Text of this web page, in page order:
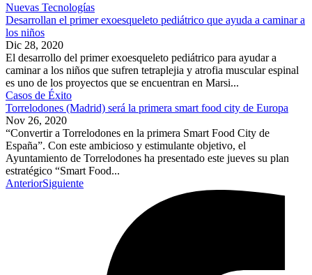
Nuevas Tecnologías
Desarrollan el primer exoesqueleto pediátrico que ayuda a caminar a
los niños
Dic 28, 2020
El desarrollo del primer exoesqueleto pediátrico para ayudar a
caminar a los niños que sufren tetraplejia y atrofia muscular espinal
es uno de los proyectos que se encuentran en Marsi...
Casos de Éxito
Torrelodones (Madrid) será la primera smart food city de Europa
Nov 26, 2020
“Convertir a Torrelodones en la primera Smart Food City de
España”. Con este ambicioso y estimulante objetivo, el
Ayuntamiento de Torrelodones ha presentado este jueves su plan
estratégico “Smart Food...
AnteriorSiguiente